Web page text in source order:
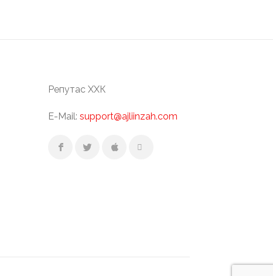
Репутас ХХК
E-Mail: support@ajliinzah.com